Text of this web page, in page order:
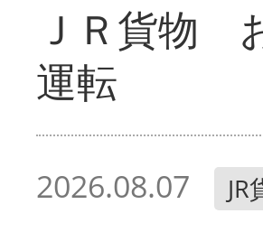
ＪＲ貨物
運転
2026.08.07 JR